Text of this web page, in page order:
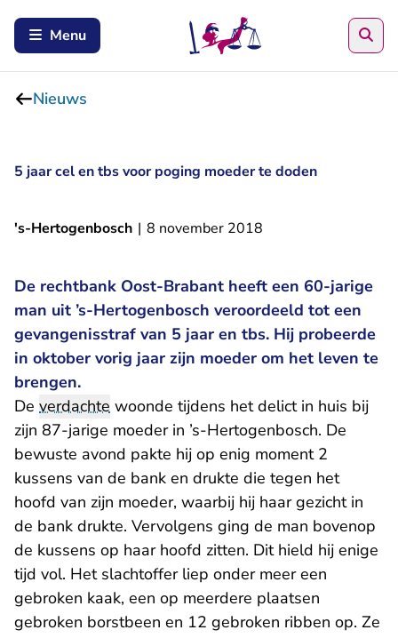
Menu
Nieuws
5 jaar cel en tbs voor poging moeder te doden
's-Hertogenbosch | 8 november 2018
De rechtbank Oost-Brabant heeft een 60-jarige
man uit ’s-Hertogenbosch veroordeeld tot een
gevangenisstraf van 5 jaar en tbs. Hij probeerde
in oktober vorig jaar zijn moeder om het leven te
brengen.
De verdachte woonde tijdens het delict in huis bij
zijn 87-jarige moeder in ’s-Hertogenbosch. De
bewuste avond pakte hij op enig moment 2
kussens van de bank en drukte die tegen het
hoofd van zijn moeder, waarbij hij haar gezicht in
de bank drukte. Vervolgens ging de man bovenop
de kussens op haar hoofd zitten. Dit hield hij enige
tijd vol. Het slachtoffer liep onder meer een
gebroken kaak, een op meerdere plaatsen
gebroken borstbeen en 12 gebroken ribben op. Ze